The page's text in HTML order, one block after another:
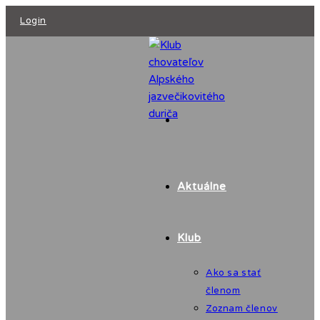
Login
Aktuálne
Klub
Ako sa stať
členom
Zoznam členov